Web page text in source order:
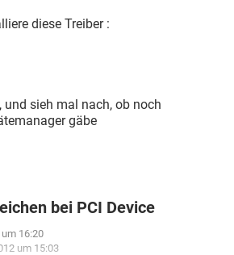
diese Treiber :
und sieh mal nach, ob noch
gäbe
bei PCI Device
16:20
um 15:03